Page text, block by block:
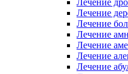
Лечение
Лечение
Лечение
Лечение
Лечение
Лечение
Лечение